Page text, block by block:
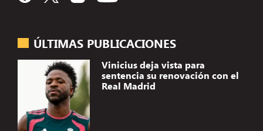
ÚLTIMAS PUBLICACIONES
Vinicius deja vista para
sentencia su renovación con el
Real Madrid